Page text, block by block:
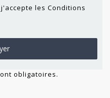
les Conditions
obligatoires.